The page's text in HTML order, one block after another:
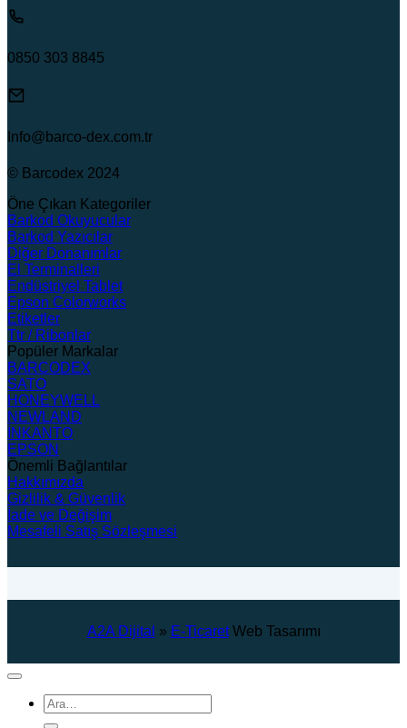
0850 303 8845
Info@barco-dex.com.tr
© Barcodex 2024
Öne Çıkan Kategoriler
Barkod Okuyucular
Barkod Yazıcılar
Diğer Donanımlar
El Terminalleri
Endüstriyel Tablet
Epson Colorworks
Etiketler
Ttr / Ribonlar
Popüler Markalar
BARCODEX
SATO
HONEYWELL
NEWLAND
İNKANTO
EPSON
Önemli Bağlantılar
Hakkımızda
Gizlilik & Güvenlik
İade ve Değişim
Mesafeli Satış Sözleşmesi
A2A Dijital » E-TicaretWeb Tasarımı
Ara: